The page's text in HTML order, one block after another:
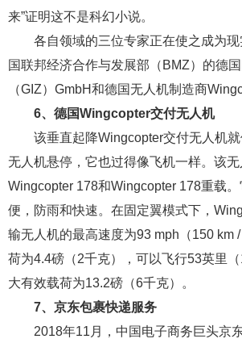
来”证明这不是科幻小说。
各自领域的三位专家正在使之成为
国联邦经济合作与发展部（BMZ）的德
（GIZ）GmbH和德国无人机制造商
6、德国Wingcopter交付无人机
该垂直起降Wingcopter交付无人机
无人机悬停，它也过得像飞机一样。该无
Wingcopter 178和Wingcopter 178重载
便，防雨和快速。在固定翼模式下，
输无人机的最高速度为93 mph（150 km
荷为4.4磅（2千克），可以飞行53英里
大有效载荷为13.2磅（6千克）。
7、京东包裹快递服务
2018年11月，中国电子商务巨头京